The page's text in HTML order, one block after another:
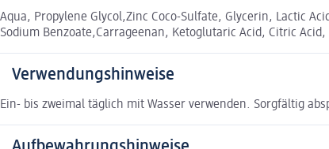
Aqua, Propylene Glycol,Zinc Coco-Sulfate, Glycerin, Lactic
Sodium Benzoate,Carrageenan, Ketoglutaric Acid, Citric
Verwendungshinweise
Ein- bis zweimal täglich mit Wasser verwenden. Sorgfältig